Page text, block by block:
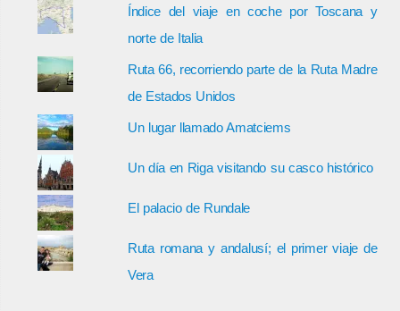
Índice del viaje en coche por Toscana y
norte de Italia
Ruta 66, recorriendo parte de la Ruta Madre
de Estados Unidos
Un lugar llamado Amatciems
Un día en Riga visitando su casco histórico
El palacio de Rundale
Ruta romana y andalusí; el primer viaje de
Vera